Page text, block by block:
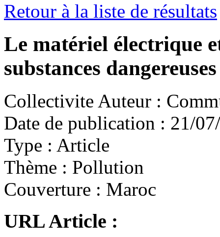
Retour à la liste de résultats
Le matériel électrique
substances dangereuses
Collectivite Auteur :
Date de publication : 21/
Type : Article
Thème : Pollution
Couverture : Maroc
URL Article :